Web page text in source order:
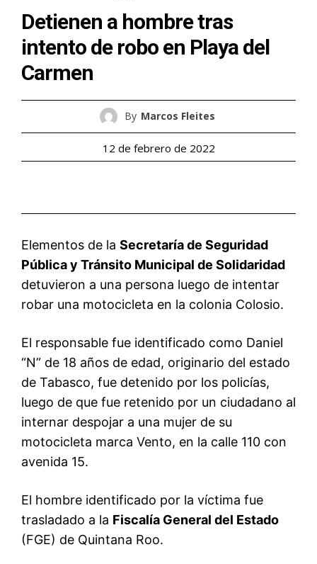
Detienen a hombre tras
intento de robo en Playa del
Carmen
By Marcos Fleites
12 de febrero de 2022
Elementos de la Secretaría de Seguridad
Pública y Tránsito Municipal de Solidaridad
detuvieron a una persona luego de intentar
robar una motocicleta en la colonia Colosio.
El responsable fue identificado como Daniel
“N” de 18 años de edad, originario del estado
de Tabasco, fue detenido por los policías,
luego de que fue retenido por un ciudadano al
internar despojar a una mujer de su
motocicleta marca Vento, en la calle 110 con
avenida 15.
El hombre identificado por la víctima fue
trasladado a la Fiscalía General del Estado
(FGE) de Quintana Roo.